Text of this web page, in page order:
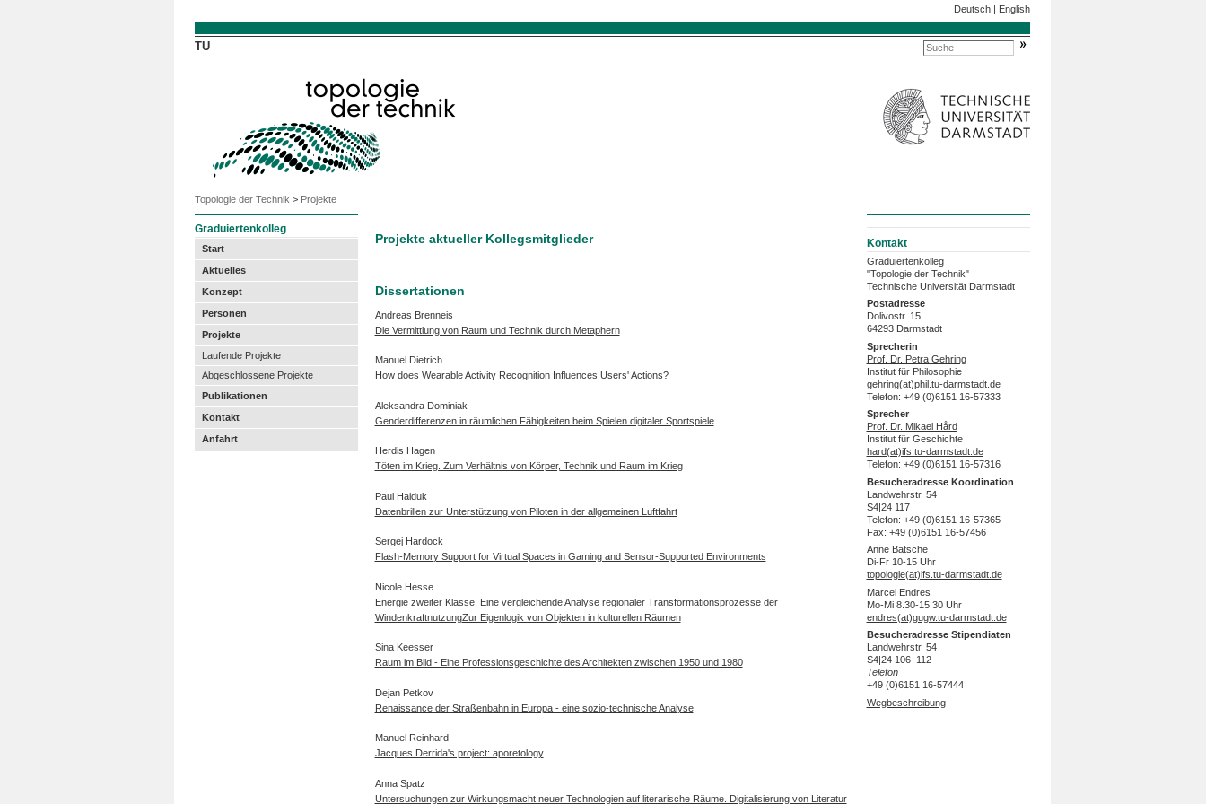
Deutsch| English
TU
Topologie der Technik > Projekte
Graduiertenkolleg
Start
Aktuelles
Konzept
Personen
Projekte
Laufende Projekte
Abgeschlossene Projekte
Publikationen
Kontakt
Anfahrt
Projekte aktueller Kollegsmitglieder
Dissertationen
Andreas Brenneis
Die Vermittlung von Raum und Technik durch Metaphern
Manuel Dietrich
How does Wearable Activity Recognition Influences Users' Actions?
Aleksandra Dominiak
Genderdifferenzen in räumlichen Fähigkeiten beim Spielen digitaler Sportspiele
Herdis Hagen
Töten im Krieg. Zum Verhältnis von Körper, Technik und Raum im Krieg
Paul Haiduk
Datenbrillen zur Unterstützung von Piloten in der allgemeinen Luftfahrt
Sergej Hardock
Flash-Memory Support for Virtual Spaces in Gaming and Sensor-Supported Environments
Nicole Hesse
Energie zweiter Klasse. Eine vergleichende Analyse regionaler Transformationsprozesse der
WindenkraftnutzungZur Eigenlogik von Objekten in kulturellen Räumen
Sina Keesser
Raum im Bild - Eine Professionsgeschichte des Architekten zwischen 1950 und 1980
Dejan Petkov
Renaissance der Straßenbahn in Europa - eine sozio-technische Analyse
Manuel Reinhard
Jacques Derrida's project: aporetology
Anna Spatz
Untersuchungen zur Wirkungsmacht neuer Technologien auf literarische Räume. Digitalisierung von Literatur
Kontakt
Graduiertenkolleg
"Topologie der Technik"
Technische Universität Darmstadt
Postadresse
Dolivostr. 15
64293 Darmstadt
Sprecherin
Prof. Dr. Petra Gehring
Institut für Philosophie
gehring(at)phil.tu-darmstadt.de
Telefon: +49 (0)6151 16-57333
Sprecher
Prof. Dr. Mikael Hård
Institut für Geschichte
hard(at)ifs.tu-darmstadt.de
Telefon: +49 (0)6151 16-57316
Besucheradresse Koordination
Landwehrstr. 54
S4|24 117
Telefon: +49 (0)6151 16-57365
Fax: +49 (0)6151 16-57456
Anne Batsche
Di-Fr 10-15 Uhr
topologie(at)ifs.tu-darmstadt.de
Marcel Endres
Mo-Mi 8.30-15.30 Uhr
endres(at)gugw.tu-darmstadt.de
Besucheradresse Stipendiaten
Landwehrstr. 54
S4|24 106–112
Telefon
+49 (0)6151 16-57444
Wegbeschreibung